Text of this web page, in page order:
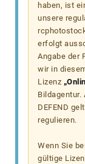
haben, ist
unsere
erfolgt
Angabe der
wir in
Lizenz
Bildagentur.
DEFEND
regulieren.
Wenn Sie
gültige